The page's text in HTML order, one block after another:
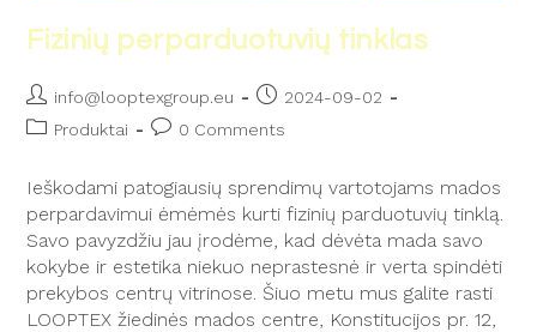
Fizinių perparduotuvių tinklas
info@looptexgroup.eu
2024-09-02
Produktai
0 Comments
Ieškodami patogiausių sprendimų vartotojams mados
perpardavimui ėmėmės kurti fizinių parduotuvių tinklą.
Savo pavyzdžiu jau įrodėme, kad dėvėta mada savo
kokybe ir estetika niekuo neprastesnė ir verta spindėti
prekybos centrų vitrinose. Šiuo metu mus galite rasti
LOOPTEX žiedinės mados centre, Konstitucijos pr. 12,